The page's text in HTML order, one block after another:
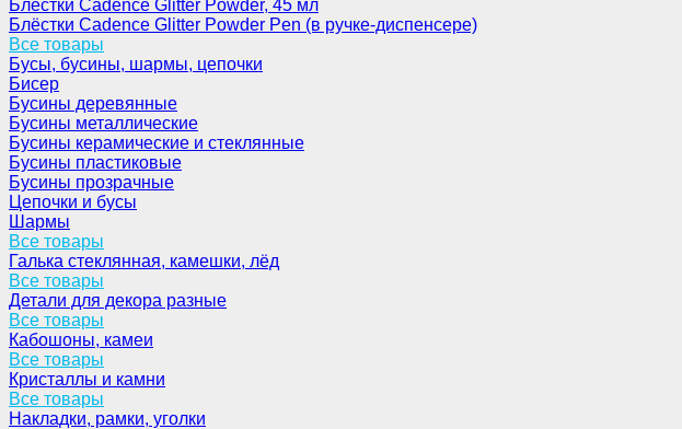
Блёстки Cadence Glitter Powder, 45 мл
Блёстки Cadence Glitter Powder Pen (в ручке-диспенсере)
Все товары
Бусы, бусины, шармы, цепочки
Бисер
Бусины деревянные
Бусины металлические
Бусины керамические и стеклянные
Бусины пластиковые
Бусины прозрачные
Цепочки и бусы
Шармы
Все товары
Галька стеклянная, камешки, лёд
Все товары
Детали для декора разные
Все товары
Кабошоны, камеи
Все товары
Кристаллы и камни
Все товары
Накладки, рамки, уголки